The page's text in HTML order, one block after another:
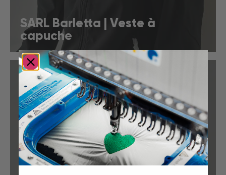
SARL Barletta | Veste à
capuche